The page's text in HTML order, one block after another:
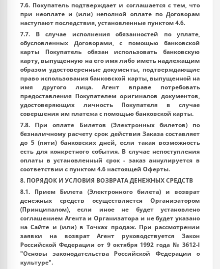
7.6. Покупатель подтверждает и соглашается с тем, что
при неоплате и (или) неполной оплате по Договорам
наступают последствия, установленные пунктом 4.6.
7.7. В случае исполнения обязанностей по уплате,
обусловленных Договорами, с помощью банковской
карты Покупатель обязан использовать банковскую
карту, выпущенную на его имя либо иметь надлежащим
образом удостоверенные документы, подтверждающие
право использования банковской карты, выпущенной на
имя другого лица. Агент вправе потребовать
предоставления Покупателем оригиналов документов,
удостоверяющих личность Покупателя в случае
совершения им платежа с помощью банковской карты.
7.8. При оплате Билетов (Электронных билетов) по
безналичному расчету срок действия Заказа составляет
до 5 (пяти) банковских дней, если такая возможность
есть для конкретного события. В случае непоступления
оплаты в установленный срок - заказ аннулируется в
соответствии с пунктом 4.6 настоящей Оферты.
8. ПОРЯДОК И УСЛОВИЯ ВОЗВРАТА ДЕНЕЖНЫХ СРЕДСТВ
8.1. Прием Билета (Электронного билета) и возврат
денежных средств осуществляется Организатором
(Принципалом), если иное не будет установлено
соглашением Агента и Организатора и не будет указано
на Сайте и (или) в Точках продаж. При рассмотрении
заявки на возврат Агент руководствуется Закон
Российской Федерации от 9 октября 1992 года № 3612-I
"Основы законодательства Российской Федерации о
культуре".